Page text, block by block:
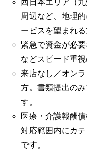
西日本エリア（
周辺など、地理
ービスを望まれる
緊急で資金が必
などスピード重
来店なし／オン
方。書類提出の
す。
医療・介護報酬
対応範囲内にカ
です。